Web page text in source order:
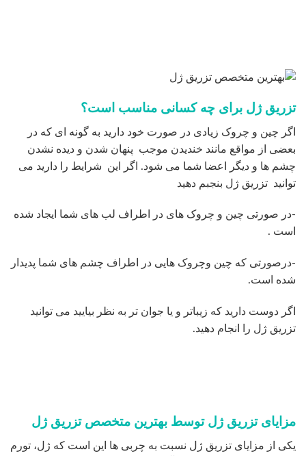
تزریق ژل برای چه کسانی مناسب است؟
اگر چین و چروک زیادی در صورت خود دارید به گونه ای که در
بعضی از مواقع مانند خندیدن موجب پنهان شدن و دیده نشدن
چشم ها و دیگر اعضا شما می شود. اگر این شرایط را دارید می
توانید تزریق ژل بنجبم دهید
-در صورتی چین و چروک های در اطراف لب های شما ایجاد شده
است .
-درصورتی که چین وچروک هایی در اطراف چشم های شما پدیدار
شده است.
اگر دوست دارید که زیباتر و یا جوان تر به نظر بیایید می توانید
تزریق ژل را انجام دهید.
مزایای تزریق ژل توسط بهترین متخصص تزریق ژل
یکی از مزایای تزریق ژل نسبت به چربی ها این است که ژل، تورم